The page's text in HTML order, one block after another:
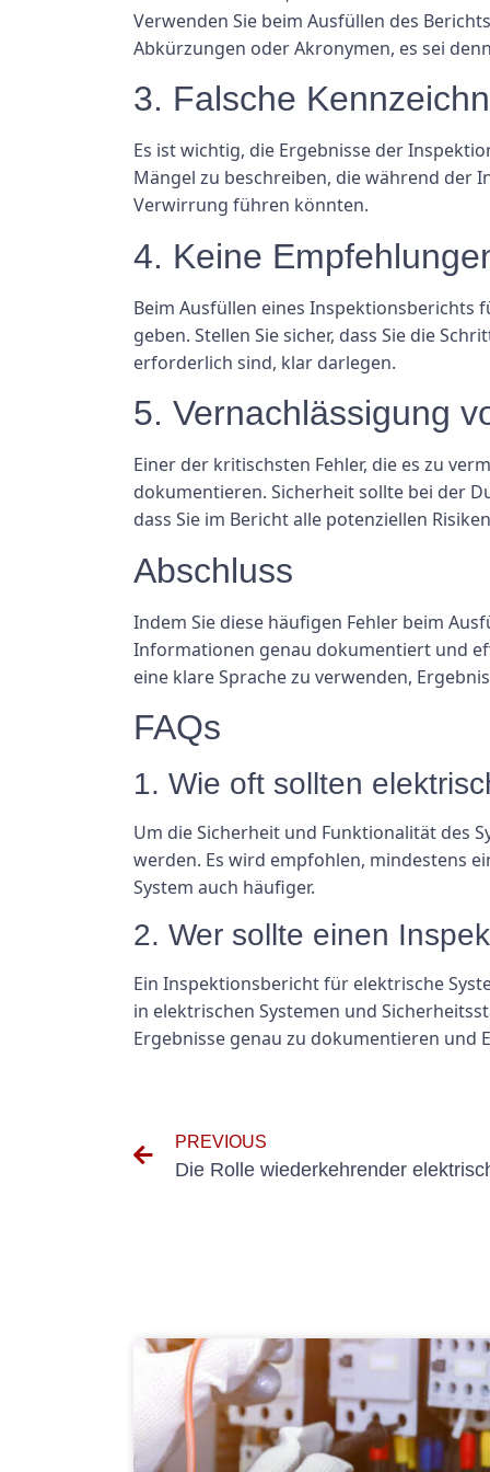
Verwenden Sie beim Ausfüllen des
Abkürzungen oder Akronymen, es sei
3. Falsche
Es ist wichtig, die Ergebnisse der
Mängel zu beschreiben, die während der
Verwirrung führen könnten.
4. Keine
Beim Ausfüllen eines Inspektionsberichts
geben. Stellen Sie sicher, dass Sie die
erforderlich sind, klar darlegen.
5. Vernachlässigung
Einer der kritischsten Fehler, die es zu
dokumentieren. Sicherheit sollte bei der
dass Sie im Bericht alle potenziellen
Abschluss
Indem Sie diese häufigen Fehler beim
Informationen genau dokumentiert und
eine klare Sprache zu verwenden,
FAQs
1. Wie oft sollten
Um die Sicherheit und Funktionalität des
werden. Es wird empfohlen, mindestens
System auch häufiger.
2. Wer sollte einen
Ein Inspektionsbericht für elektrische
in elektrischen Systemen und
Ergebnisse genau zu dokumentieren
PREVIOUS